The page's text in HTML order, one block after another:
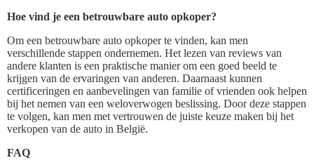
Hoe vind je een betrouwbare auto opkoper?
Om een betrouwbare auto opkoper te vinden, kan men
verschillende stappen ondernemen. Het lezen van reviews van
andere klanten is een praktische manier om een goed beeld te
krijgen van de ervaringen van anderen. Daarnaast kunnen
certificeringen en aanbevelingen van familie of vrienden ook helpen
bij het nemen van een weloverwogen beslissing. Door deze stappen
te volgen, kan men met vertrouwen de juiste keuze maken bij het
verkopen van de auto in België.
FAQ